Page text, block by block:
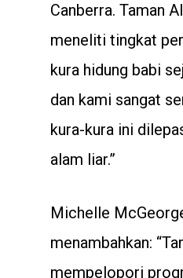
Canberra. Taman
meneliti tingkat
kura hidung babi
dan kami sangat
kura-kura ini
alam liar.”
Michelle
menambahkan:
mempelopori